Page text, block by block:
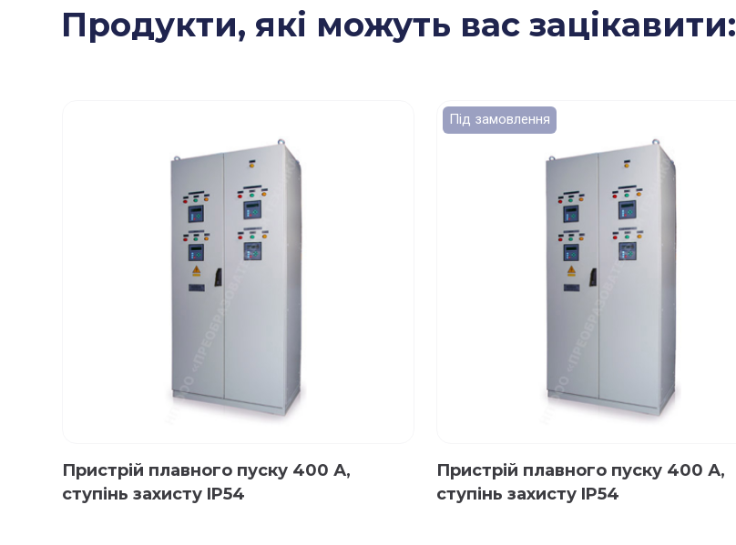
Продукти, які можуть вас зацікавити:
Пристрій плавного пуску 400 А,
ступінь захисту IP54
Під замовлення
Пристрій плавного пуску 400 А,
ступінь захисту IP54